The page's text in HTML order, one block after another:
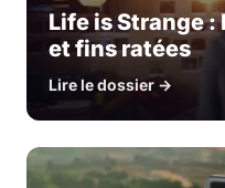
Life is Strange
et fins ratées
Lire le dossier →